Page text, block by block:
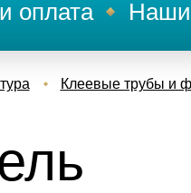
оплата
Клеевые трубы и